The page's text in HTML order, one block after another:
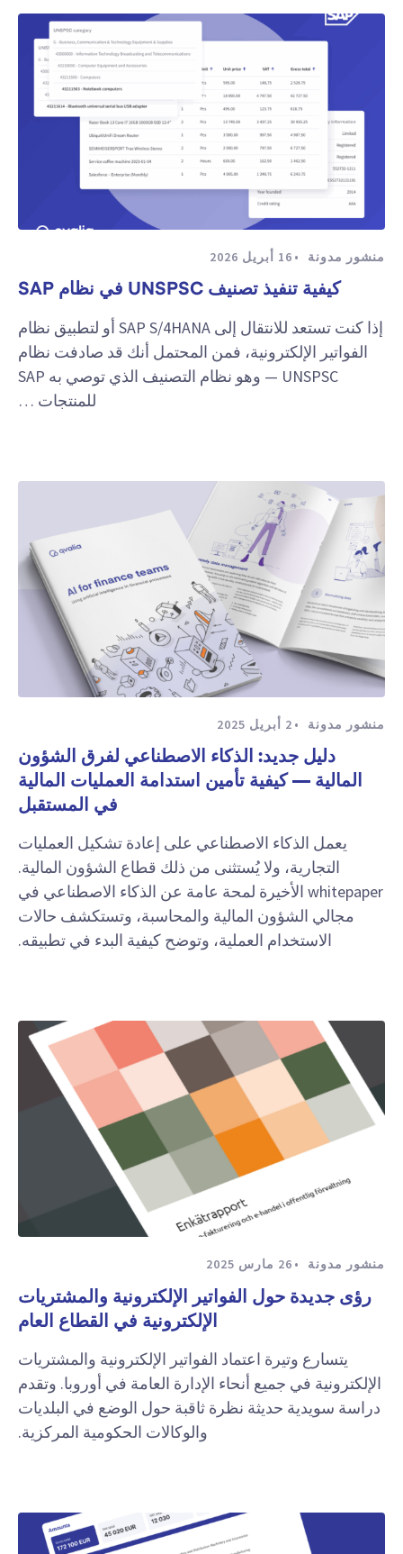
منشور مدونة 16 أبريل 2026
كيفية تنفيذ تصنيف UNSPSC في نظام SAP
إذا كنت تستعد للانتقال إلى SAP S/4HANA أو لتطبيق نظام
الفواتير الإلكترونية، فمن المحتمل أنك قد صادفت نظام
UNSPSC — وهو نظام التصنيف الذي توصي به SAP
للمنتجات …
منشور مدونة 2 أبريل 2025
دليل جديد: الذكاء الاصطناعي لفرق الشؤون
المالية — كيفية تأمين استدامة العمليات المالية
في المستقبل
يعمل الذكاء الاصطناعي على إعادة تشكيل العمليات
التجارية، ولا يُستثنى من ذلك قطاع الشؤون المالية.
whitepaper الأخيرة لمحة عامة عن الذكاء الاصطناعي في
مجالي الشؤون المالية والمحاسبة، وتستكشف حالات
الاستخدام العملية، وتوضح كيفية البدء في تطبيقه.
منشور مدونة 26 مارس 2025
رؤى جديدة حول الفواتير الإلكترونية والمشتريات
الإلكترونية في القطاع العام
يتسارع وتيرة اعتماد الفواتير الإلكترونية والمشتريات
الإلكترونية في جميع أنحاء الإدارة العامة في أوروبا. وتقدم
دراسة سويدية حديثة نظرة ثاقبة حول الوضع في البلديات
والوكالات الحكومية المركزية.